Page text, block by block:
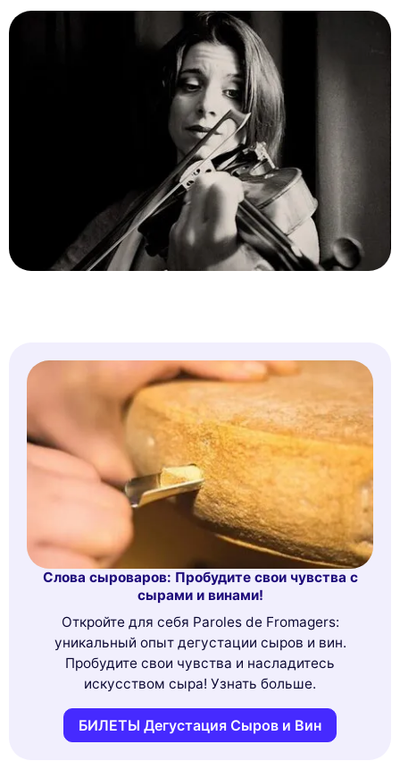
Слова сыроваров: Пробудите свои чувства с
сырами и винами!
Откройте для себя Paroles de Fromagers:
уникальный опыт дегустации сыров и вин.
Пробудите свои чувства и насладитесь
искусством сыра! Узнать больше.
БИЛЕТЫ Дегустация Сыров и Вин